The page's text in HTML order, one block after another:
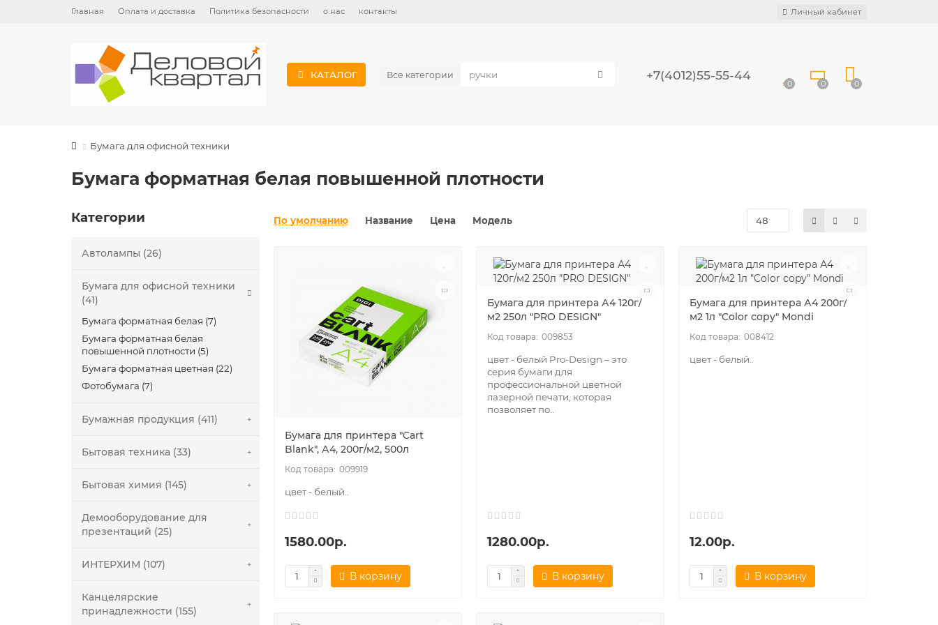
Главная Оплата и доставка Политика безопасности о нас контакты Личный кабинет
КАТАЛОГ Все категории +7(4012)55-55-44
0 0 0
Бумага для офисной техники
Бумага форматная белая повышенной плотности
Категории
Автолампы (26)
Бумага для офисной техники
(41)
Бумага форматная белая (7)
Бумага форматная белая
повышенной плотности (5)
Бумага форматная цветная (22)
Фотобумага (7)
Бумажная продукция (411)
Бытовая техника (33)
Бытовая химия (145)
Демооборудование для
презентаций (25)
ИНТЕРХИМ (107)
Канцелярские
принадлежности (155)
По умолчанию Название Цена Модель
Бумага для принтера "Cart
Blank", А4, 200г/м2, 500л
009919
цвет - белый..
1580.00р.
В корзину
Бумага для принтера А4 120г/
м2 250л "PRO DESIGN"
009853
цвет - белый Pro-Design – это
серия бумаги для
профессиональной цветной
лазерной печати, которая
позволяет по..
1280.00р.
В корзину
Бумага для принтера А4 200г/
м2 1л "Color copy" Mondi
008412
цвет - белый..
12.00р.
В корзину